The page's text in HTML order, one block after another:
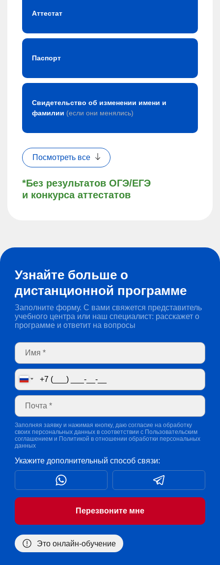
*Без результатов ОГЭ/ЕГЭ
и конкурса аттестатов
Аттестат
Паспорт
Свидетельство об изменении имени и
фамилии (если они менялись)
Посмотреть все
Узнайте больше о
дистанционной программе
Заполните форму. С вами свяжется представитель
учебного центра или наш специалист: расскажет о
программе и ответит на вопросы
Заполняя заявку и нажимая кнопку, даю согласие на обработку
своих персональных данных в соответствии с Пользовательским
соглашением и Политикой в отношении обработки персональных
данных
Укажите дополнительный способ связи:
Перезвоните мне
Это онлайн-обучение